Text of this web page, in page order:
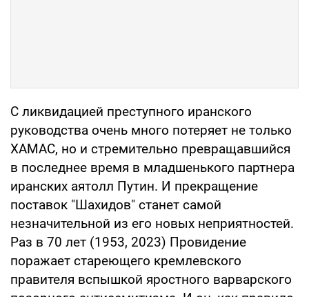
C ликвидацией преступного иранского
руководства очень много потеряет не только
ХАМАС, но и стремительно превращавшийся
в последнее время в младшенького партнера
иранских аятолл Путин. И прекращение
поставок "Шахидов" станет самой
незначительной из его новых неприятностей.
Раз в 70 лет (1953, 2023) Провидение
поражает стареющего кремлевского
правителя вспышкой яростного варварского